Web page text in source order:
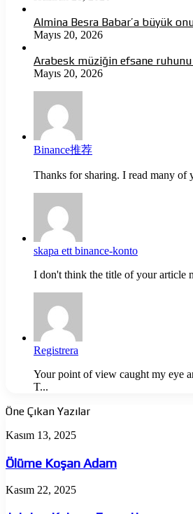
Almina Besra Babar’a büyük
Mayıs 20, 2026
Arabesk müziğin efsane ruhunu
Mayıs 20, 2026
Binance推荐
Thanks for sharing. I read many of
skapa ett binance-konto
I don't think the title of your article
Registrera
Your point of view caught my eye
T...
Öne Çıkan Yazılar
Ölüme
Adam
Kasım 13, 2025
Ölüme Koşan Adam
Jujutsu
Kasım 22, 2025